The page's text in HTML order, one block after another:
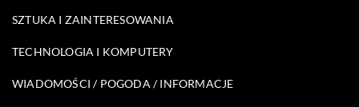
SZTUKA I ZAINTERESOWANIA
TECHNOLOGIA I KOMPUTERY
WIADOMOŚCI / POGODA / INFORMACJE